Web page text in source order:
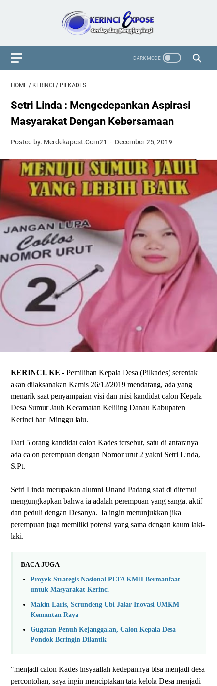
HOME / KERINCI / PILKADES
Setri Linda : Mengedepankan Aspirasi
Masyarakat Dengan Kebersamaan
Posted by: Merdekapost.Com21 December 25, 2019
KERINCI, KE - Pemilihan Kepala Desa (Pilkades) serentak
akan dilaksanakan Kamis 26/12/2019 mendatang, ada yang
menarik saat penyampaian visi dan misi kandidat calon Kepala
Desa Sumur Jauh Kecamatan Keliling Danau Kabupaten
Kerinci hari Minggu lalu.
Dari 5 orang kandidat calon Kades tersebut, satu di antaranya
ada calon perempuan dengan Nomor urut 2 yakni Setri Linda,
S.Pt.
Setri Linda merupakan alumni Unand Padang saat di ditemui
mengungkapkan bahwa ia adalah perempuan yang sangat aktif
dan peduli dengan Desanya. Ia ingin menunjukkan jika
perempuan juga memiliki potensi yang sama dengan kaum laki-
laki.
BACA JUGA
Proyek Strategis Nasional PLTA KMH Bermanfaat
untuk Masyarakat Kerinci
Makin Laris, Serundeng Ubi Jalar Inovasi UMKM
Kemantan Raya
Gugatan Penuh Kejanggalan, Calon Kepala Desa
Pondok Beringin Dilantik
“menjadi calon Kades insyaallah kedepannya bisa menjadi desa
percontohan, saya ingin menciptakan tata kelola Desa menjadi